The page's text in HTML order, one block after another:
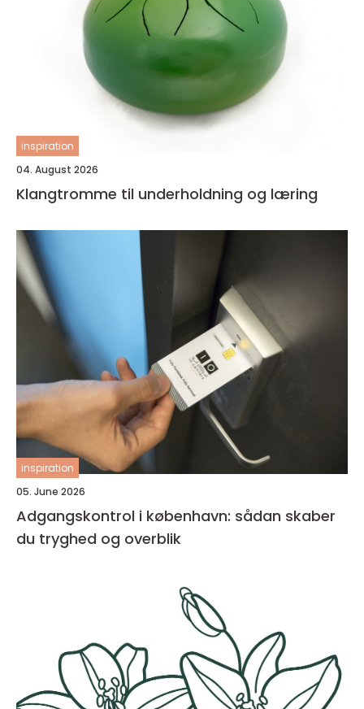
inspiration
04. August 2026
Klangtromme til underholdning og læring
inspiration
05. June 2026
Adgangskontrol i københavn: sådan skaber
du tryghed og overblik